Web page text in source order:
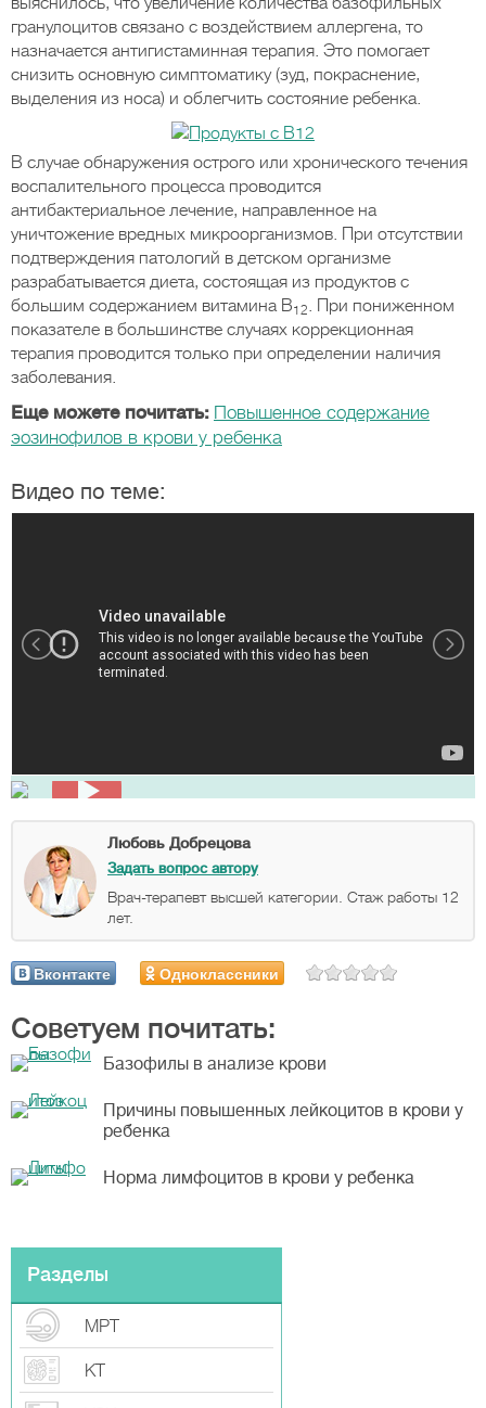
гранулоцитов связано с воздействием аллергена, то
назначается антигистаминная терапия. Это помогает
снизить основную симптоматику (зуд, покраснение,
выделения из носа) и облегчить состояние ребенка.
В случае обнаружения острого или хронического течения
воспалительного процесса проводится
антибактериальное лечение, направленное на
уничтожение вредных микроорганизмов. При отсутствии
подтверждения патологий в детском организме
разрабатывается диета, состоящая из продуктов с
большим содержанием витамина В12. При пониженном
показателе в большинстве случаях коррекционная
терапия проводится только при определении наличия
заболевания.
Еще можете почитать: Повышенное содержание
эозинофилов в крови у ребенка
Видео по теме:
Любовь Добрецова
Задать вопрос автору
Врач-терапевт высшей категории. Стаж работы 12
лет.
Вконтакте Одноклассники
Советуем почитать:
Базофилы в анализе крови
Причины повышенных лейкоцитов в крови у
ребенка
Норма лимфоцитов в крови у ребенка
Разделы
МРТ
КТ